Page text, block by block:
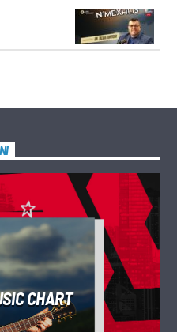
CHART